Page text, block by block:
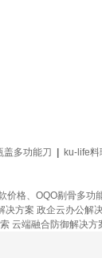
盖多功能刀 ku-life料
格、OQO剔骨多
决方案 政企云办公解
云端融合防御解决方